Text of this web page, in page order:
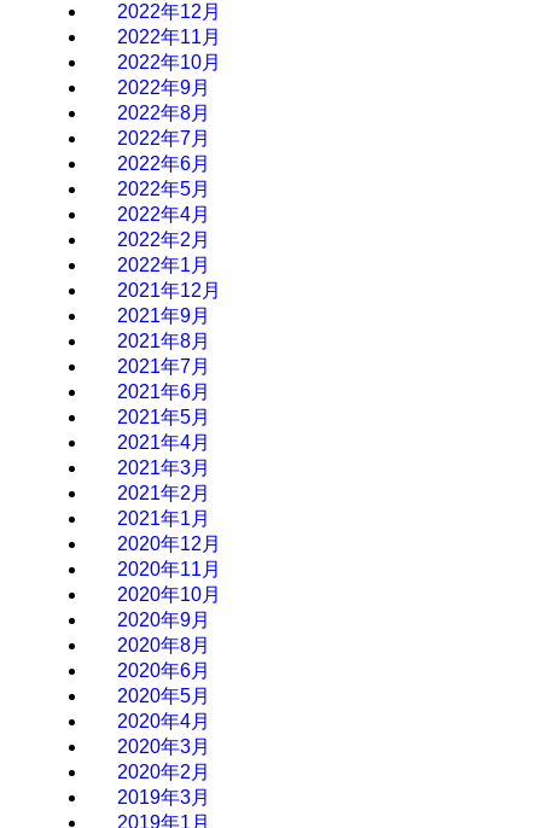
2022年12月
2022年11月
2022年10月
2022年9月
2022年8月
2022年7月
2022年6月
2022年5月
2022年4月
2022年2月
2022年1月
2021年12月
2021年9月
2021年8月
2021年7月
2021年6月
2021年5月
2021年4月
2021年3月
2021年2月
2021年1月
2020年12月
2020年11月
2020年10月
2020年9月
2020年8月
2020年6月
2020年5月
2020年4月
2020年3月
2020年2月
2019年3月
2019年1月